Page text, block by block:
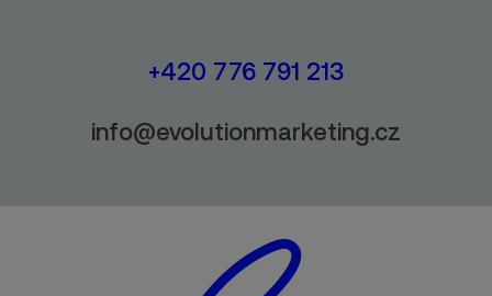
+420 776 791 213
info@evolutionmarketing.cz